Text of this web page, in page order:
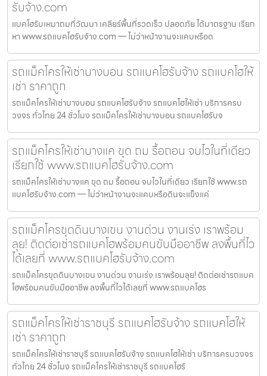
รับจ้าง.com
แบคโฮรับเหมาถมที่วัฒนา เคลียร์พื้นที่รวดเร็ว ปลอดภัย ได้มาตรฐาน เรียก
หา www.รถแบคโฮรับจ้าง.com — ไม่ว่าหน้างานจะแคบหรือด
รถแม็คโครให้เช่าบางบอน รถแบคโฮรับจ้าง รถแบคโฮให้
เช่า ราคาถูก
รถแม็คโครให้เช่าบางบอน รถแบคโฮรับจ้าง รถแบคโฮให้เช่า บริการครบ
วงจร ทั่วไทย 24 ชั่วโมง รถแม็คโครให้เช่าบางบอน รถแบคโฮรับจ
รถแม็คโครให้เช่าบางแค ขุด ถม รื้อถอน จบไวในที่เดียว
เรียกใช้ www.รถแบคโฮรับจ้าง.com
รถแม็คโครให้เช่าบางแค ขุด ถม รื้อถอน จบไวในที่เดียว เรียกใช้ www.รถ
แบคโฮรับจ้าง.com — ไม่ว่าหน้างานจะแคบหรือดินจะแข็งแค่
รถแม็คโครขุดดินบางเขน งานด่วน งานเร่ง เราพร้อม
ลุย! ติดต่อเช่ารถแบคโฮพร้อมคนขับมืออาชีพ ลงพื้นที่ไว
ได้เลยที่ www.รถแบคโฮรับจ้าง.com
รถแม็คโครขุดดินบางเขน งานด่วน งานเร่ง เราพร้อมลุย! ติดต่อเช่ารถแบค
โฮพร้อมคนขับมืออาชีพ ลงพื้นที่ไวได้เลยที่ www.รถแบคโฮร
รถแม็คโครให้เช่าราชบุรี รถแบคโฮรับจ้าง รถแบคโฮให้
เช่า ราคาถูก
รถแม็คโครให้เช่าราชบุรี รถแบคโฮรับจ้าง รถแบคโฮให้เช่า บริการครบวงจร
ทั่วไทย 24 ชั่วโมง รถแม็คโครให้เช่าราชบุรี รถแบคโฮรั